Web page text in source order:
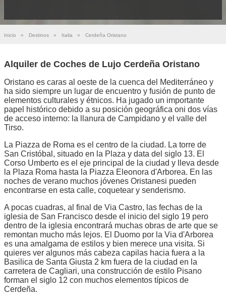
Inicio » Destinos » Italia » Cerdeña Oristano
Alquiler de Coches de Lujo Cerdeña Oristano
Oristano es caras al oeste de la cuenca del Mediterráneo y
ha sido siempre un lugar de encuentro y fusión de punto de
elementos culturales y étnicos. Ha jugado un importante
papel histórico debido a su posición geográfica oni dos vías
de acceso interno: la llanura de Campidano y el valle del
Tirso.
La Piazza de Roma es el centro de la ciudad. La torre de
San Cristóbal, situado en la Plaza y data del siglo 13. El
Corso Umberto es el eje principal de la ciudad y lleva desde
la Plaza Roma hasta la Piazza Eleonora d'Arborea. En las
noches de verano muchos jóvenes Oristanesi pueden
encontrarse en esta calle, coquetear y senderismo.
A pocas cuadras, al final de Via Castro, las fechas de la
iglesia de San Francisco desde el inicio del siglo 19 pero
dentro de la iglesia encontrará muchas obras de arte que se
remontan mucho más lejos. El Duomo por la Via d'Arborea
es una amalgama de estilos y bien merece una visita. Si
quieres ver algunos más cabeza capilas hacia fuera a la
Basilica de Santa Giusta 2 km fuera de la ciudad en la
carretera de Cagliari, una construcción de estilo Pisano
forman el siglo 12 con muchos elementos típicos de
Cerdeña.